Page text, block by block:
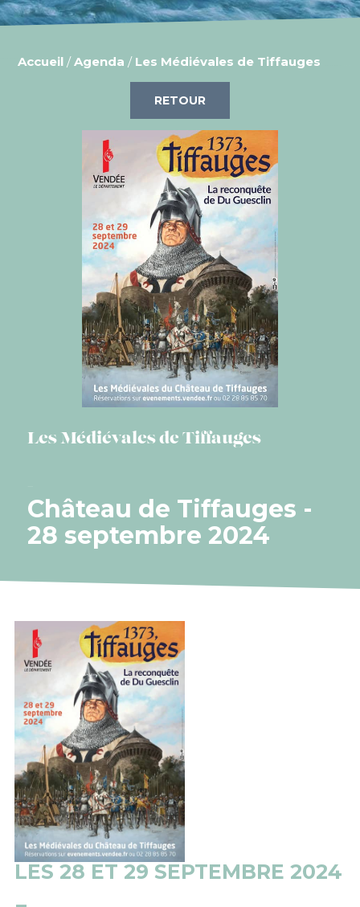
Accueil /Agenda / Les Médiévales de Tiffauges
RETOUR
Les Médiévales de Tiffauges
Château de Tiffauges -
28 septembre 2024
LES 28 ET 29 SEPTEMBRE 2024